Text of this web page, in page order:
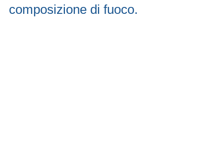
composizione di fuoco.